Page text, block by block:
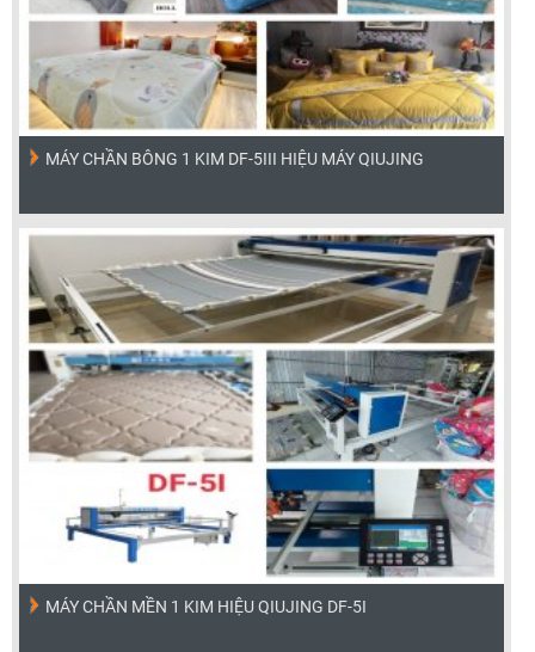
MÁY CHẦN BÔNG 1 KIM DF-5III HIỆU MÁY QIUJING
MÁY CHẦN MỀN 1 KIM HIỆU QIUJING DF-5I